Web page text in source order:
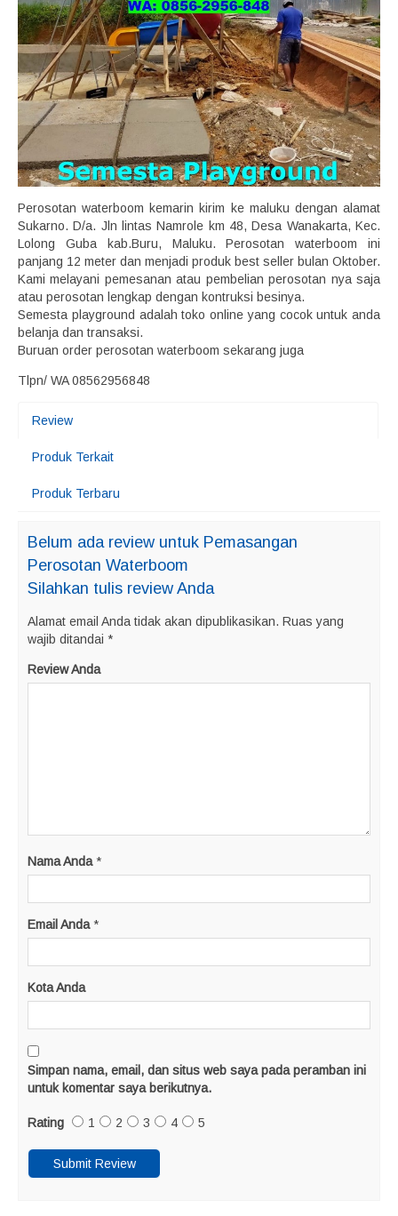
Perosotan waterboom kemarin kirim ke maluku dengan alamat
Sukarno. D/a. Jln lintas Namrole km 48, Desa Wanakarta, Kec.
Lolong Guba kab.Buru, Maluku. Perosotan waterboom ini
panjang 12 meter dan menjadi produk best seller bulan Oktober.
Kami melayani pemesanan atau pembelian perosotan nya saja
atau perosotan lengkap dengan kontruksi besinya.
Semesta playground adalah toko online yang cocok untuk anda
belanja dan transaksi.
Buruan order perosotan waterboom sekarang juga
Tlpn/ WA 08562956848
Review
Produk Terkait
Produk Terbaru
Belum ada review untuk Pemasangan
Perosotan Waterboom
Silahkan tulis review Anda
Alamat email Anda tidak akan dipublikasikan. Ruas yang
wajib ditandai *
Review Anda
Nama Anda *
Email Anda *
Kota Anda
Simpan nama, email, dan situs web saya pada peramban ini
untuk komentar saya berikutnya.
Rating 1 2 3 4 5